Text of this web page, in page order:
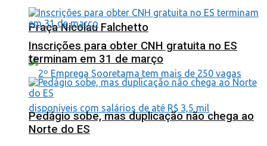
Praça Nicolau Falchetto
Inscrições para obter CNH gratuita no ES
terminam em 31 de março
Pedágio sobe, mas duplicação não chega ao
Norte do ES